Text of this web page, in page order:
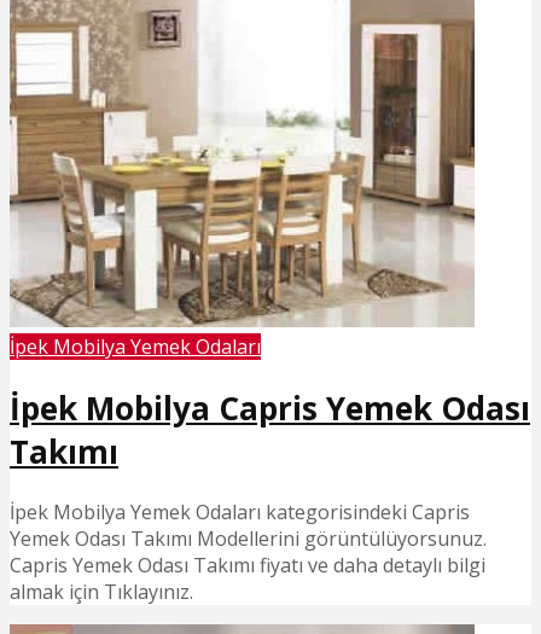
İpek Mobilya Yemek Odaları
İpek Mobilya Capris Yemek Odası
Takımı
İpek Mobilya Yemek Odaları kategorisindeki Capris
Yemek Odası Takımı Modellerini görüntülüyorsunuz.
Capris Yemek Odası Takımı fiyatı ve daha detaylı bilgi
almak için Tıklayınız.